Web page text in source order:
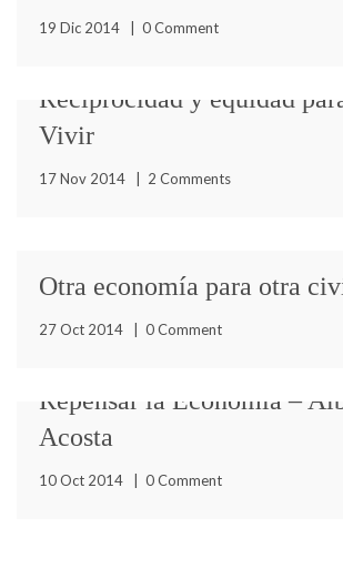
de los pueblos indios de México
19 Dic 2014 0 Comment
norte, y de verano, en el sur. Todos
Reciprocidad y equidad
Vivir
17 Nov 2014 2 Comments
aunque no siempre desde el enfoque
Otra economía para otra
27 Oct 2014 0 Comment
Colloquium, impulsado por Boaventura
Repensar la Economía –
Acosta
10 Oct 2014 0 Comment